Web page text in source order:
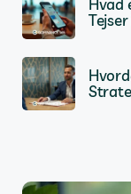
Hvad